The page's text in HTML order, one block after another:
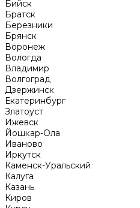
Бийск
Братск
Березники
Брянск
Воронеж
Вологда
Владимир
Волгоград
Дзержинск
Екатеринбург
Златоуст
Ижевск
Йошкар-Ола
Иваново
Иркутск
Каменск-Уральский
Калуга
Казань
Киров